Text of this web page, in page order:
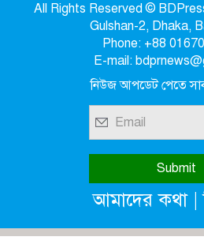
All Rights Reserved ©
Gulshan-2, Dhaka,
Phone: +88
E-mail:
নিউজ আপডেট পেতে
আমাদের কথা|